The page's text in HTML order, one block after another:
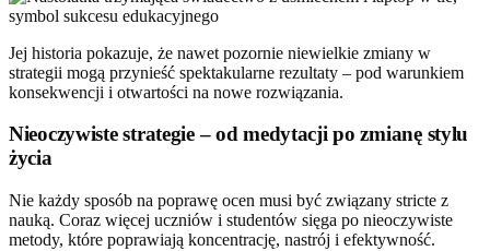
Jej historia pokazuje, że nawet pozornie niewielkie zmiany w
strategii mogą przynieść spektakularne rezultaty – pod warunkiem
konsekwencji i otwartości na nowe rozwiązania.
Nieoczywiste strategie – od medytacji po zmianę stylu
życia
Nie każdy sposób na poprawę ocen musi być związany stricte z
nauką. Coraz więcej uczniów i studentów sięga po nieoczywiste
metody, które poprawiają koncentrację, nastrój i efektywność.